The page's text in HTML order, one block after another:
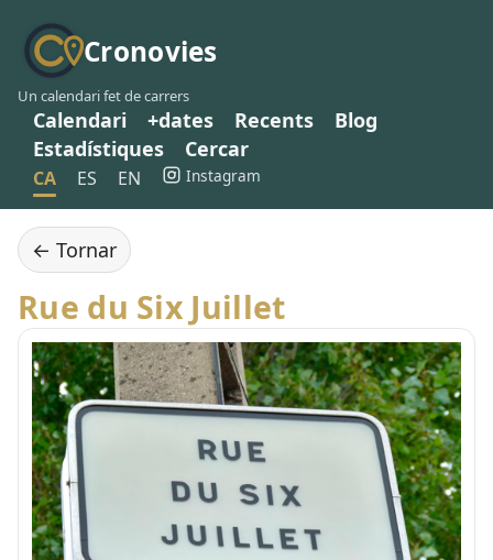
Cronovies
Un calendari fet de carrers
Calendari +dates Recents
Blog
Estadístiques
Cercar
CA ES EN Instagram
← Tornar
Rue du Six Juillet